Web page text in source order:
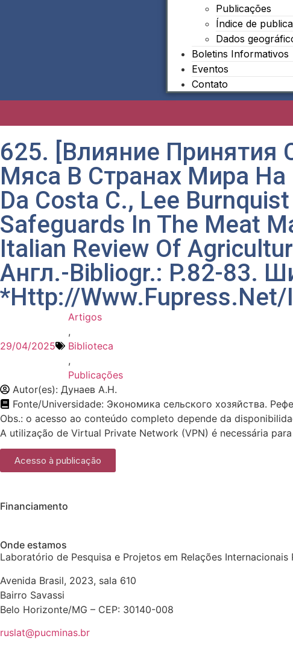
Publicações
Índice de
Dados
Boletins Informativos
Eventos
Contato
625. [Влияние
Мяса В Странах Мира На
Da Costa C., Lee
Safeguards In The Meat
Italian Review Of
Англ.-Bibliogr.: P.82-83.
*Http://
29/04/2025
Artigos
,
Biblioteca
,
Publicações
Autor(es): Дунаев А.Н.
Fonte/Universidade: Экономика сельского хозяйства.
Obs.: o acesso ao conteúdo completo depende da
A utilização de Virtual Private Network (VPN) é necessária
Acesso à publicação
Financiamento
Onde estamos
Laboratório de Pesquisa e Projetos em Relações Internacionais
Avenida Brasil, 2023, sala 610
Bairro Savassi
Belo Horizonte/MG – CEP: 30140-008
ruslat@pucminas.br